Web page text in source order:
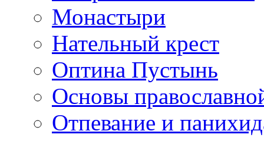
Монастыри
Нательный крест
Оптина Пустынь
Основы
Отпевание и